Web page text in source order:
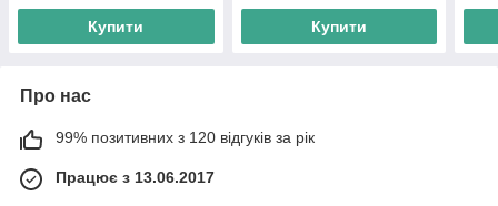
Купити Купити
Про нас
99% позитивних з 120 відгуків за рік
Працює з 13.06.2017